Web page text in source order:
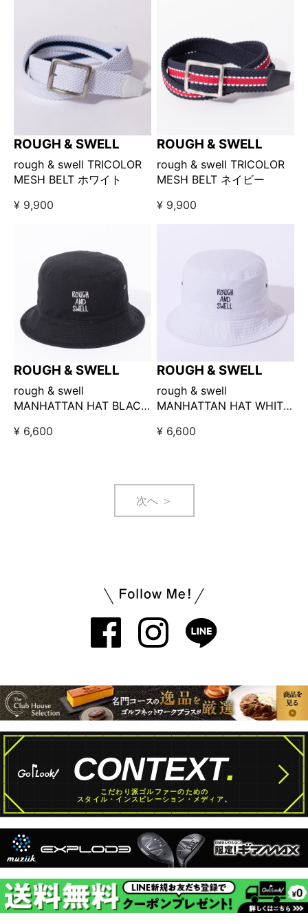
ROUGH & SWELL
rough & swell TRICOLOR
MESH BELT ホワイト
¥ 9,900
ROUGH & SWELL
rough & swell TRICOLOR
MESH BELT ネイビー
¥ 9,900
ROUGH & SWELL
rough & swell
MANHATTAN HAT BLACK
ック
¥ 6,600
ROUGH & SWELL
rough & swell
MANHATTAN HAT WHITE
イト
¥ 6,600
次へ ＞